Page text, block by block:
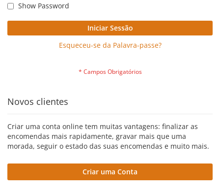
Show Password
Iniciar Sessão
Esqueceu-se da Palavra-passe?
Novos clientes
Criar uma conta online tem muitas vantagens: finalizar as
encomendas mais rapidamente, gravar mais que uma
morada, seguir o estado das suas encomendas e muito mais.
Criar uma Conta